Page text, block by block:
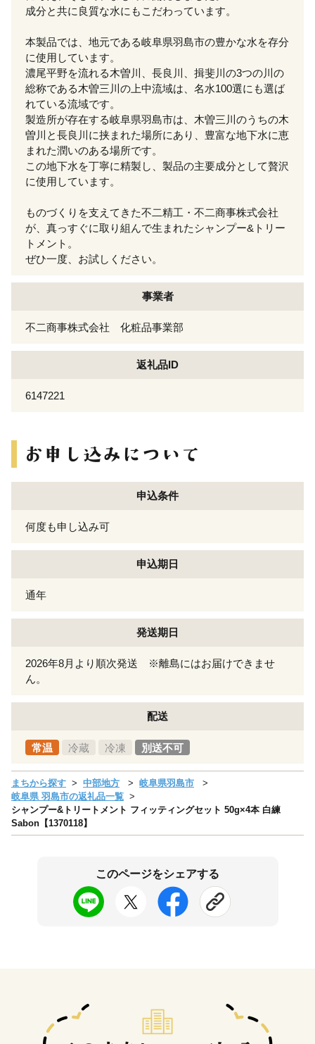
成分と共に良質な水にもこだわっています。
本製品では、地元である岐阜県羽島市の豊かな水を存分
に使用しています。
濃尾平野を流れる木曽川、長良川、揖斐川の3つの川の
総称である木曽三川の上中流域は、名水100選にも選ば
れている流域です。
製造所が存在する岐阜県羽島市は、木曽三川のうちの木
曽川と長良川に挟まれた場所にあり、豊富な地下水に恵
まれた潤いのある場所です。
この地下水を丁寧に精製し、製品の主要成分として贅沢
に使用しています。
ものづくりを支えてきた不二精工・不二商事株式会社
が、真っすぐに取り組んで生まれたシャンプー&トリー
トメント。
ぜひ一度、お試しください。
事業者
不二商事株式会社 化粧品事業部
返礼品ID
6147221
申込条件
何度も申し込み可
申込期日
通年
発送期日
2026年8月より順次発送 ※離島にはお届けできませ
ん。
配送
常温 冷蔵 冷凍 別送不可
まちから探す 中部地方
岐阜県羽島市
岐阜県 羽島市の返礼品一覧
シャンプー&トリートメント フィッティングセット 50g×4本 白練
Sabon【1370118】
このページをシェアする